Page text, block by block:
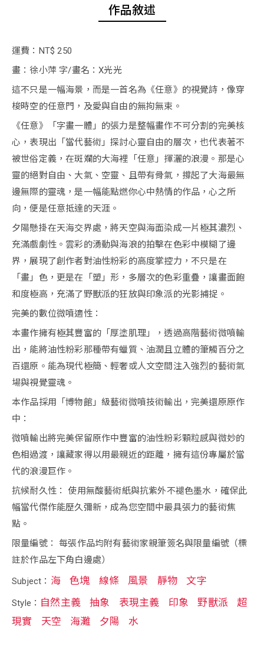
作品敘述
運費：NT$ 250
畫：徐小萍 字/畫名：X光光
這不只是一幅海景，而是一首名為《任意》的視覺詩，像穿
梭時空的任意門，及愛與自由的無拘無束。
《任意》「字畫一體」的張力是整幅畫作不可分割的完美核
心，表現出「當代藝術」探討心靈自由的層次，也代表著不
被世俗定義，在斑斕的大海裡「任意」揮灑的浪漫。那是心
靈的絕對自由、大氣、空靈、且帶有骨氣，撐起了大海最無
邊無際的靈魂，是一幅能點燃你心中熱情的作品，心之所
向，便是任意抵達的天涯。
夕陽懸掛在天海交界處，將天空與海面染成一片極其濃烈、
充滿戲劇性。雲彩的湧動與海浪的拍擊在色彩中模糊了邊
界，展現了創作者對油性粉彩的高度掌控力，不只是在
「畫」色，更是在「塑」形，多層次的色彩重疊，讓畫面飽
和度極高，充滿了野獸派的狂放與印象派的光影捕捉。
完美的數位微噴適性：
本畫作擁有極其豐富的「厚塗肌理」，透過高階藝術微噴輸
出，能將油性粉彩那種帶有蠟質、油潤且立體的筆觸百分之
百還原。能為現代極簡、輕奢或人文空間注入強烈的藝術氣
場與視覺靈魂。
本作品採用「博物館」級藝術微噴技術輸出，完美還原原作
中：
微噴輸出將完美保留原作中豐富的油性粉彩顆粒感與微妙的
色相過渡，讓藏家得以用最親近的距離，擁有這份專屬於當
代的浪漫巨作。
抗候耐久性： 使用無酸藝術紙與抗紫外不褪色墨水，確保此
幅當代傑作能歷久彌新，成為您空間中最具張力的藝術焦
點。
限量編號： 每張作品均附有藝術家親筆簽名與限量編號（標
註於作品左下角白邊處）
Subject： 海 色塊 線條 風景 靜物 文字
Style： 自然主義 抽象 表現主義 印象 野獸派
超
現實
天空 海灘 夕陽 水